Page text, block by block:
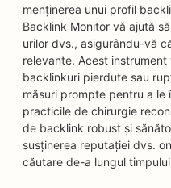
menținerea unui profil
Backlink Monitor vă ajută
urilor dvs., asigurându-vă
relevante. Acest
backlinkuri pierdute sau
măsuri prompte pentru a le
practicile de chirurgie
de backlink robust și
susținerea reputației dvs.
căutare de-a lungul